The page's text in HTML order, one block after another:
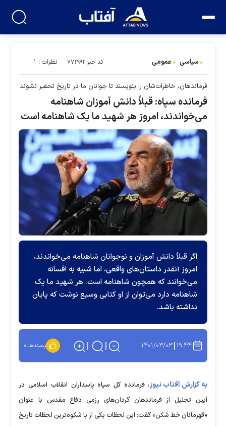
سیاسی عمومی کد خبر:۷۷۲۹۹۲ نظرات : ۱
فرماندهان، خاطرات‌شان را بنویسند تا جوانان ما در تاریخ تحقیر نشوند
فرمانده سپاه: قبلاً دانش آموزان شاهنامه
می‌خواندند، امروز هر شهید ما یک شاهنامه است
اگر قبلاً دانش آموزان و نوجوانان شاهنامه می‌خواندند،
امروز آنقدر داستان‌های واقعی، اما شبیه به افسانه
می‌خوانند که همچون شاهنامه است. هر شهید ما یک
شاهنامه دارد می‌توان از او کتابی وسیع نوشت که پایان
نداشته باشد.
۱۹:۴۴ ۱۴۰۱/۰۳/۰۳ پسندها:۰
به گزارش آفتاب نیوز، فرمانده کل سپاه پاسداران انقلاب اسلامی در
آیین تجلیل از فرماندهان گردان‌های رزمی دفاع مقدس با عنوان
«قهرمانان خط شکن» گفت: این لحظات یکی از با شکوه‌ترین لحظات تاریخ